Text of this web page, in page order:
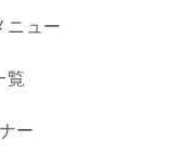
ニュー
覧
ー